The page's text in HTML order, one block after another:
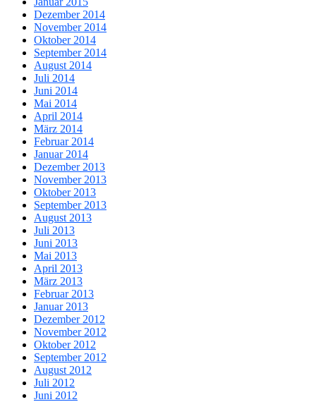
Dezember 2014
November 2014
Oktober 2014
September 2014
August 2014
Juli 2014
Juni 2014
Mai 2014
April 2014
März 2014
Februar 2014
Januar 2014
Dezember 2013
November 2013
Oktober 2013
September 2013
August 2013
Juli 2013
Juni 2013
Mai 2013
April 2013
März 2013
Februar 2013
Januar 2013
Dezember 2012
November 2012
Oktober 2012
September 2012
August 2012
Juli 2012
Juni 2012